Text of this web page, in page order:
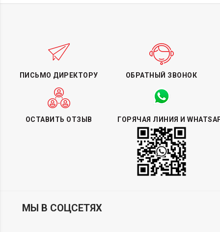
ПИСЬМО ДИРЕКТОРУ ОБРАТНЫЙ ЗВОНОК
ОСТАВИТЬ ОТЗЫВ ГОРЯЧАЯ ЛИНИЯ И
МЫ В СОЦСЕТЯХ